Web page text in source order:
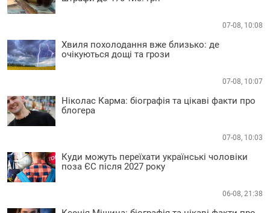
07-08, 10:08
Хвиля похолодання вже близько: де
очікуються дощі та грози
07-08, 10:07
Ніколас Карма: біографія та цікаві факти про
блогера
07-08, 10:03
Куди можуть переїхати українські чоловіки
поза ЄС після 2027 року
06-08, 21:38